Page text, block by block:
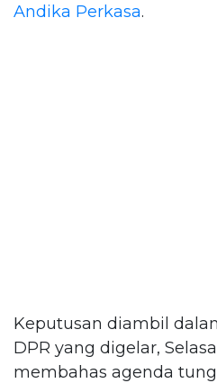
Andika Perkasa.
Keputusan diambil
DPR yang digelar,
membahas agenda